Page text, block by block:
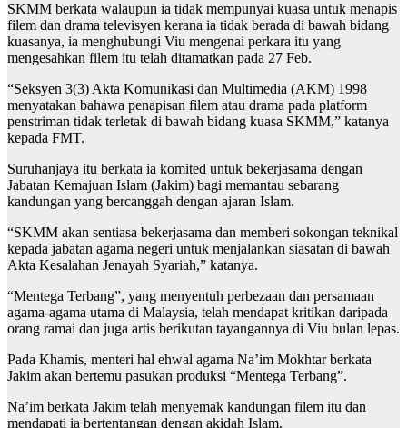
SKMM berkata walaupun ia tidak mempunyai kuasa untuk menapis
filem dan drama televisyen kerana ia tidak berada di bawah bidang
kuasanya, ia menghubungi Viu mengenai perkara itu yang
mengesahkan filem itu telah ditamatkan pada 27 Feb.
“Seksyen 3(3) Akta Komunikasi dan Multimedia (AKM) 1998
menyatakan bahawa penapisan filem atau drama pada platform
penstriman tidak terletak di bawah bidang kuasa SKMM,” katanya
kepada FMT.
Suruhanjaya itu berkata ia komited untuk bekerjasama dengan
Jabatan Kemajuan Islam (Jakim) bagi memantau sebarang
kandungan yang bercanggah dengan ajaran Islam.
“SKMM akan sentiasa bekerjasama dan memberi sokongan teknikal
kepada jabatan agama negeri untuk menjalankan siasatan di bawah
Akta Kesalahan Jenayah Syariah,” katanya.
“Mentega Terbang”, yang menyentuh perbezaan dan persamaan
agama-agama utama di Malaysia, telah mendapat kritikan daripada
orang ramai dan juga artis berikutan tayangannya di Viu bulan lepas.
Pada Khamis, menteri hal ehwal agama Na’im Mokhtar berkata
Jakim akan bertemu pasukan produksi “Mentega Terbang”.
Na’im berkata Jakim telah menyemak kandungan filem itu dan
mendapati ia bertentangan dengan akidah Islam.